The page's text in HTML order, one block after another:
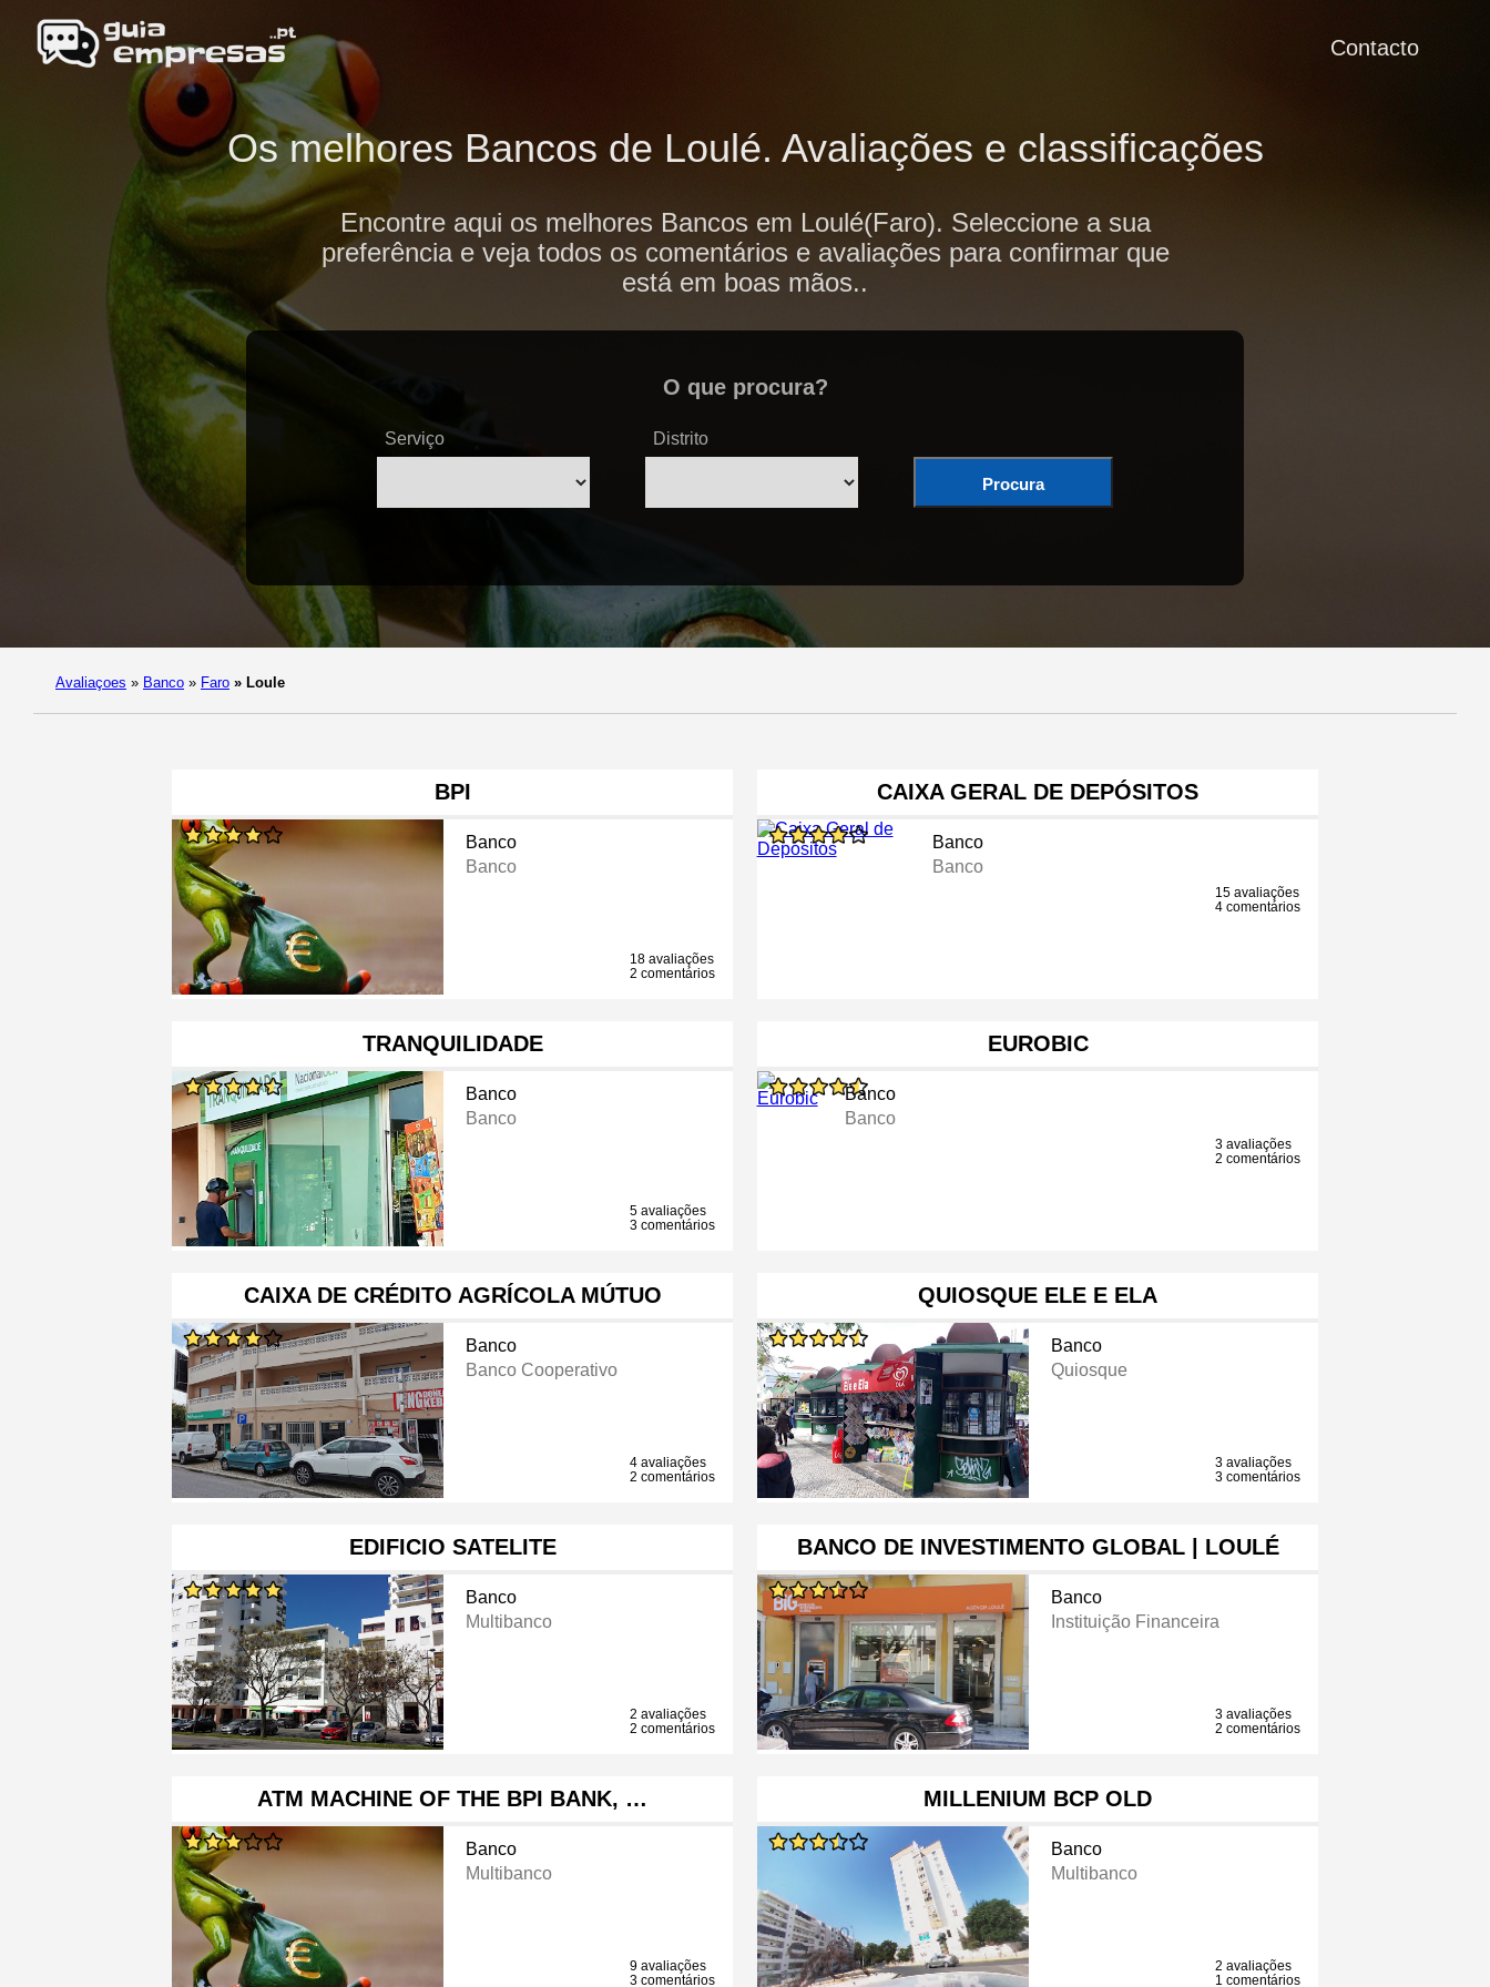
Contacto
Os melhores Bancos de Loulé. Avaliações e classificações
Encontre aqui os melhores Bancos em Loulé(Faro). Seleccione a sua
preferência e veja todos os comentários e avaliações para confirmar que
está em boas mãos..
O que procura?
Serviço Distrito
Procura
Avaliaçoes » Banco » Faro » Loule
BPI
Banco
Banco
18 avaliações
2 comentários
CAIXA GERAL DE DEPÓSITOS
Banco
Banco
15 avaliações
4 comentários
TRANQUILIDADE
Banco
Banco
5 avaliações
3 comentários
EUROBIC
Banco
Banco
3 avaliações
2 comentários
CAIXA DE CRÉDITO AGRÍCOLA MÚTUO
Banco
Banco Cooperativo
4 avaliações
2 comentários
QUIOSQUE ELE E ELA
Banco
Quiosque
3 avaliações
3 comentários
EDIFICIO SATELITE
Banco
Multibanco
2 avaliações
2 comentários
BANCO DE INVESTIMENTO GLOBAL | LOULÉ
Banco
Instituição Financeira
3 avaliações
2 comentários
ATM MACHINE OF THE BPI BANK, …
Banco
Multibanco
9 avaliações
3 comentários
MILLENIUM BCP OLD
Banco
Multibanco
2 avaliações
1 comentários